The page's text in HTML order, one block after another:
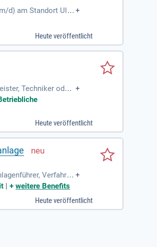
d) am Standort Ul
Fahrbahn und Ober
als Bauherr vor
des Schienenv
+
Heute veröffentlicht
Techniker oder +
Heute veröffentlicht
Verfahren +
|+weitere Benefits
Heute veröffentlicht